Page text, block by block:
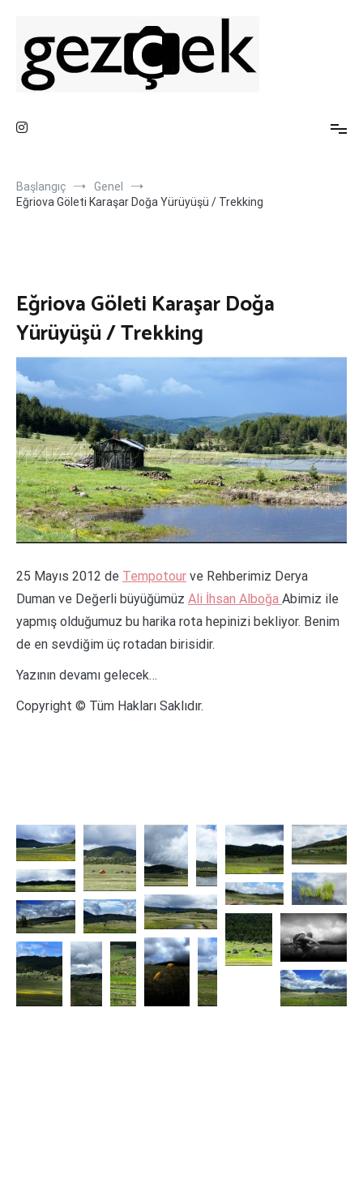
Başlangıç
Genel
Eğriova Göleti Karaşar Doğa Yürüyüşü / Trekking
Eğriova Göleti Karaşar Doğa
Yürüyüşü / Trekking
25 Mayıs 2012 de Tempotour ve Rehberimiz Derya
Duman ve Değerli büyüğümüz Ali İhsan Alboğa Abimiz ile
yapmış olduğumuz bu harika rota hepinizi bekliyor. Benim
de en sevdiğim üç rotadan birisidir.
Yazının devamı gelecek…
Copyright © Tüm Hakları Saklıdır.